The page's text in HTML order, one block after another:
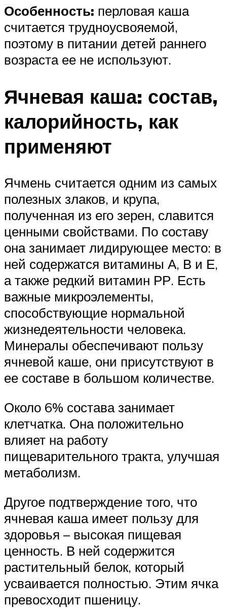
Особенность: перловая каша
считается трудноусвояемой,
поэтому в питании детей раннего
возраста ее не используют.
Ячневая каша: состав,
калорийность, как
применяют
Ячмень считается одним из самых
полезных злаков, и крупа,
полученная из его зерен, славится
ценными свойствами. По составу
она занимает лидирующее место: в
ней содержатся витамины А, В и Е,
а также редкий витамин РР. Есть
важные микроэлементы,
способствующие нормальной
жизнедеятельности человека.
Минералы обеспечивают пользу
ячневой каше, они присутствуют в
ее составе в большом количестве.
Около 6% состава занимает
клетчатка. Она положительно
влияет на работу
пищеварительного тракта, улучшая
метаболизм.
Другое подтверждение того, что
ячневая каша имеет пользу для
здоровья – высокая пищевая
ценность. В ней содержится
растительный белок, который
усваивается полностью. Этим ячка
превосходит пшеницу.